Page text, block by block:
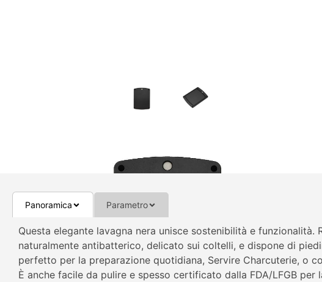
Panoramica Parametro
Questa elegante lavagna nera unisce sostenibilità e
naturalmente antibatterico, delicato sui coltelli, e dispone di
perfetto per la preparazione quotidiana, Servire Charcuterie, o
È anche facile da pulire e spesso certificato dalla FDA/LFGB per